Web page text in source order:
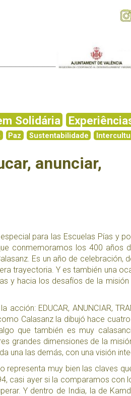
Solidária
Paz Sustentabilidade
anunciar,
para las Escuelas Pías y
conmemoramos los 400 años
Es un año de celebración,
trayectoria. Y es también una
y hacia los desafíos de la
EDUCAR, ANUNCIAR,
Calasanz la dibujó hace
que también es muy
grandes dimensiones de la
una las demás, con una visión
representa muy bien las claves
casi ayer si la comparamos con
Y dentro de India, la de